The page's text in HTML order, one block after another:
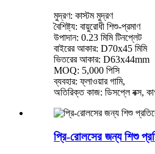
মুদ্রণ: কাস্টম মুদ্রণ
বৈশিষ্ট্য: বায়ুরোধী শিশু-প্রমাণ
উপাদান: 0.23 মিমি টিনপ্লেট
বাইরের আকার: D70x45 মিমি
ভিতরের আকার: D63x44mm
MOQ: 5,000 পিসি
ব্যবহার: ফ্লাওয়ার গামি,
অতিরিক্ত কাজ: ডিসপ্লে বক্স,
প্রি-রোলসের জন্য শিশু